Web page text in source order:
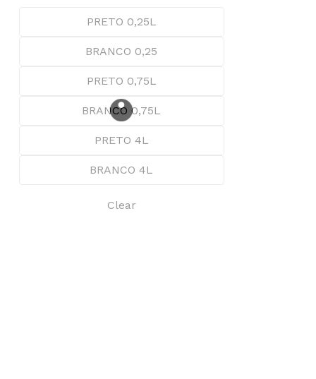
74,71 €
PRETO 0,25L
BRANCO 0,25
PRETO 0,75L
BRANCO 0,75L
PRETO 4L
BRANCO 4L
Clear